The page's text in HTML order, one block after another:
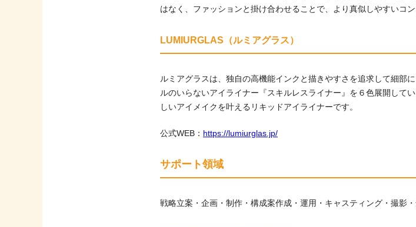
はなく、ファッションと掛け合わせることで、より真似しやすいコン
LUMIURGLAS（ルミアグラス）
ルミアグラスは、独自の高機能インクと描きやすさを追求して細部
ルのいらないアイライナー『スキルレスライナー』を６色展開して
しいアイメイクを叶えるリキッドアイライナーです。
公式WEB： https://lumiurglas.jp/
サポート領域
戦略立案・企画・制作・構成案作成・運用・キャスティング・撮影